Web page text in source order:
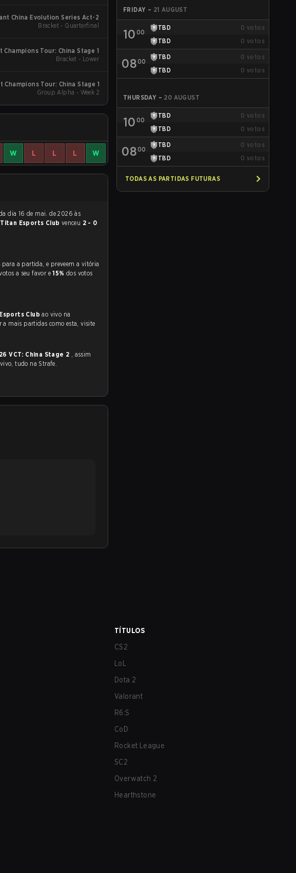
China Evolution Series Act-2
Bracket - Quarterfinal
Champions Tour: China Stage 1
Bracket - Lower
Champions Tour: China Stage 1
Group Alpha - Week 2
W L L L W
Titan Esports Club venceu 2 - 0
a seu favor e15% dos votos
Clubao vivo na
a mais partidas como esta, visite
VCT: China Stage 2 , assim
tudo na Strafe.
FRIDAY – 21 AUGUST
10 00
TBD 0 votos
TBD
0 votos
0800
TBD 0 votos
TBD
0 votos
THURSDAY – 20 AUGUST
10 00
TBD 0 votos
TBD
0 votos
0800
TBD 0 votos
TBD
0 votos
TODAS AS PARTIDAS FUTURAS
TÍTULOS
CS2
LoL
Dota 2
Valorant
R6:S
CoD
Rocket League
SC2
Overwatch 2
Hearthstone